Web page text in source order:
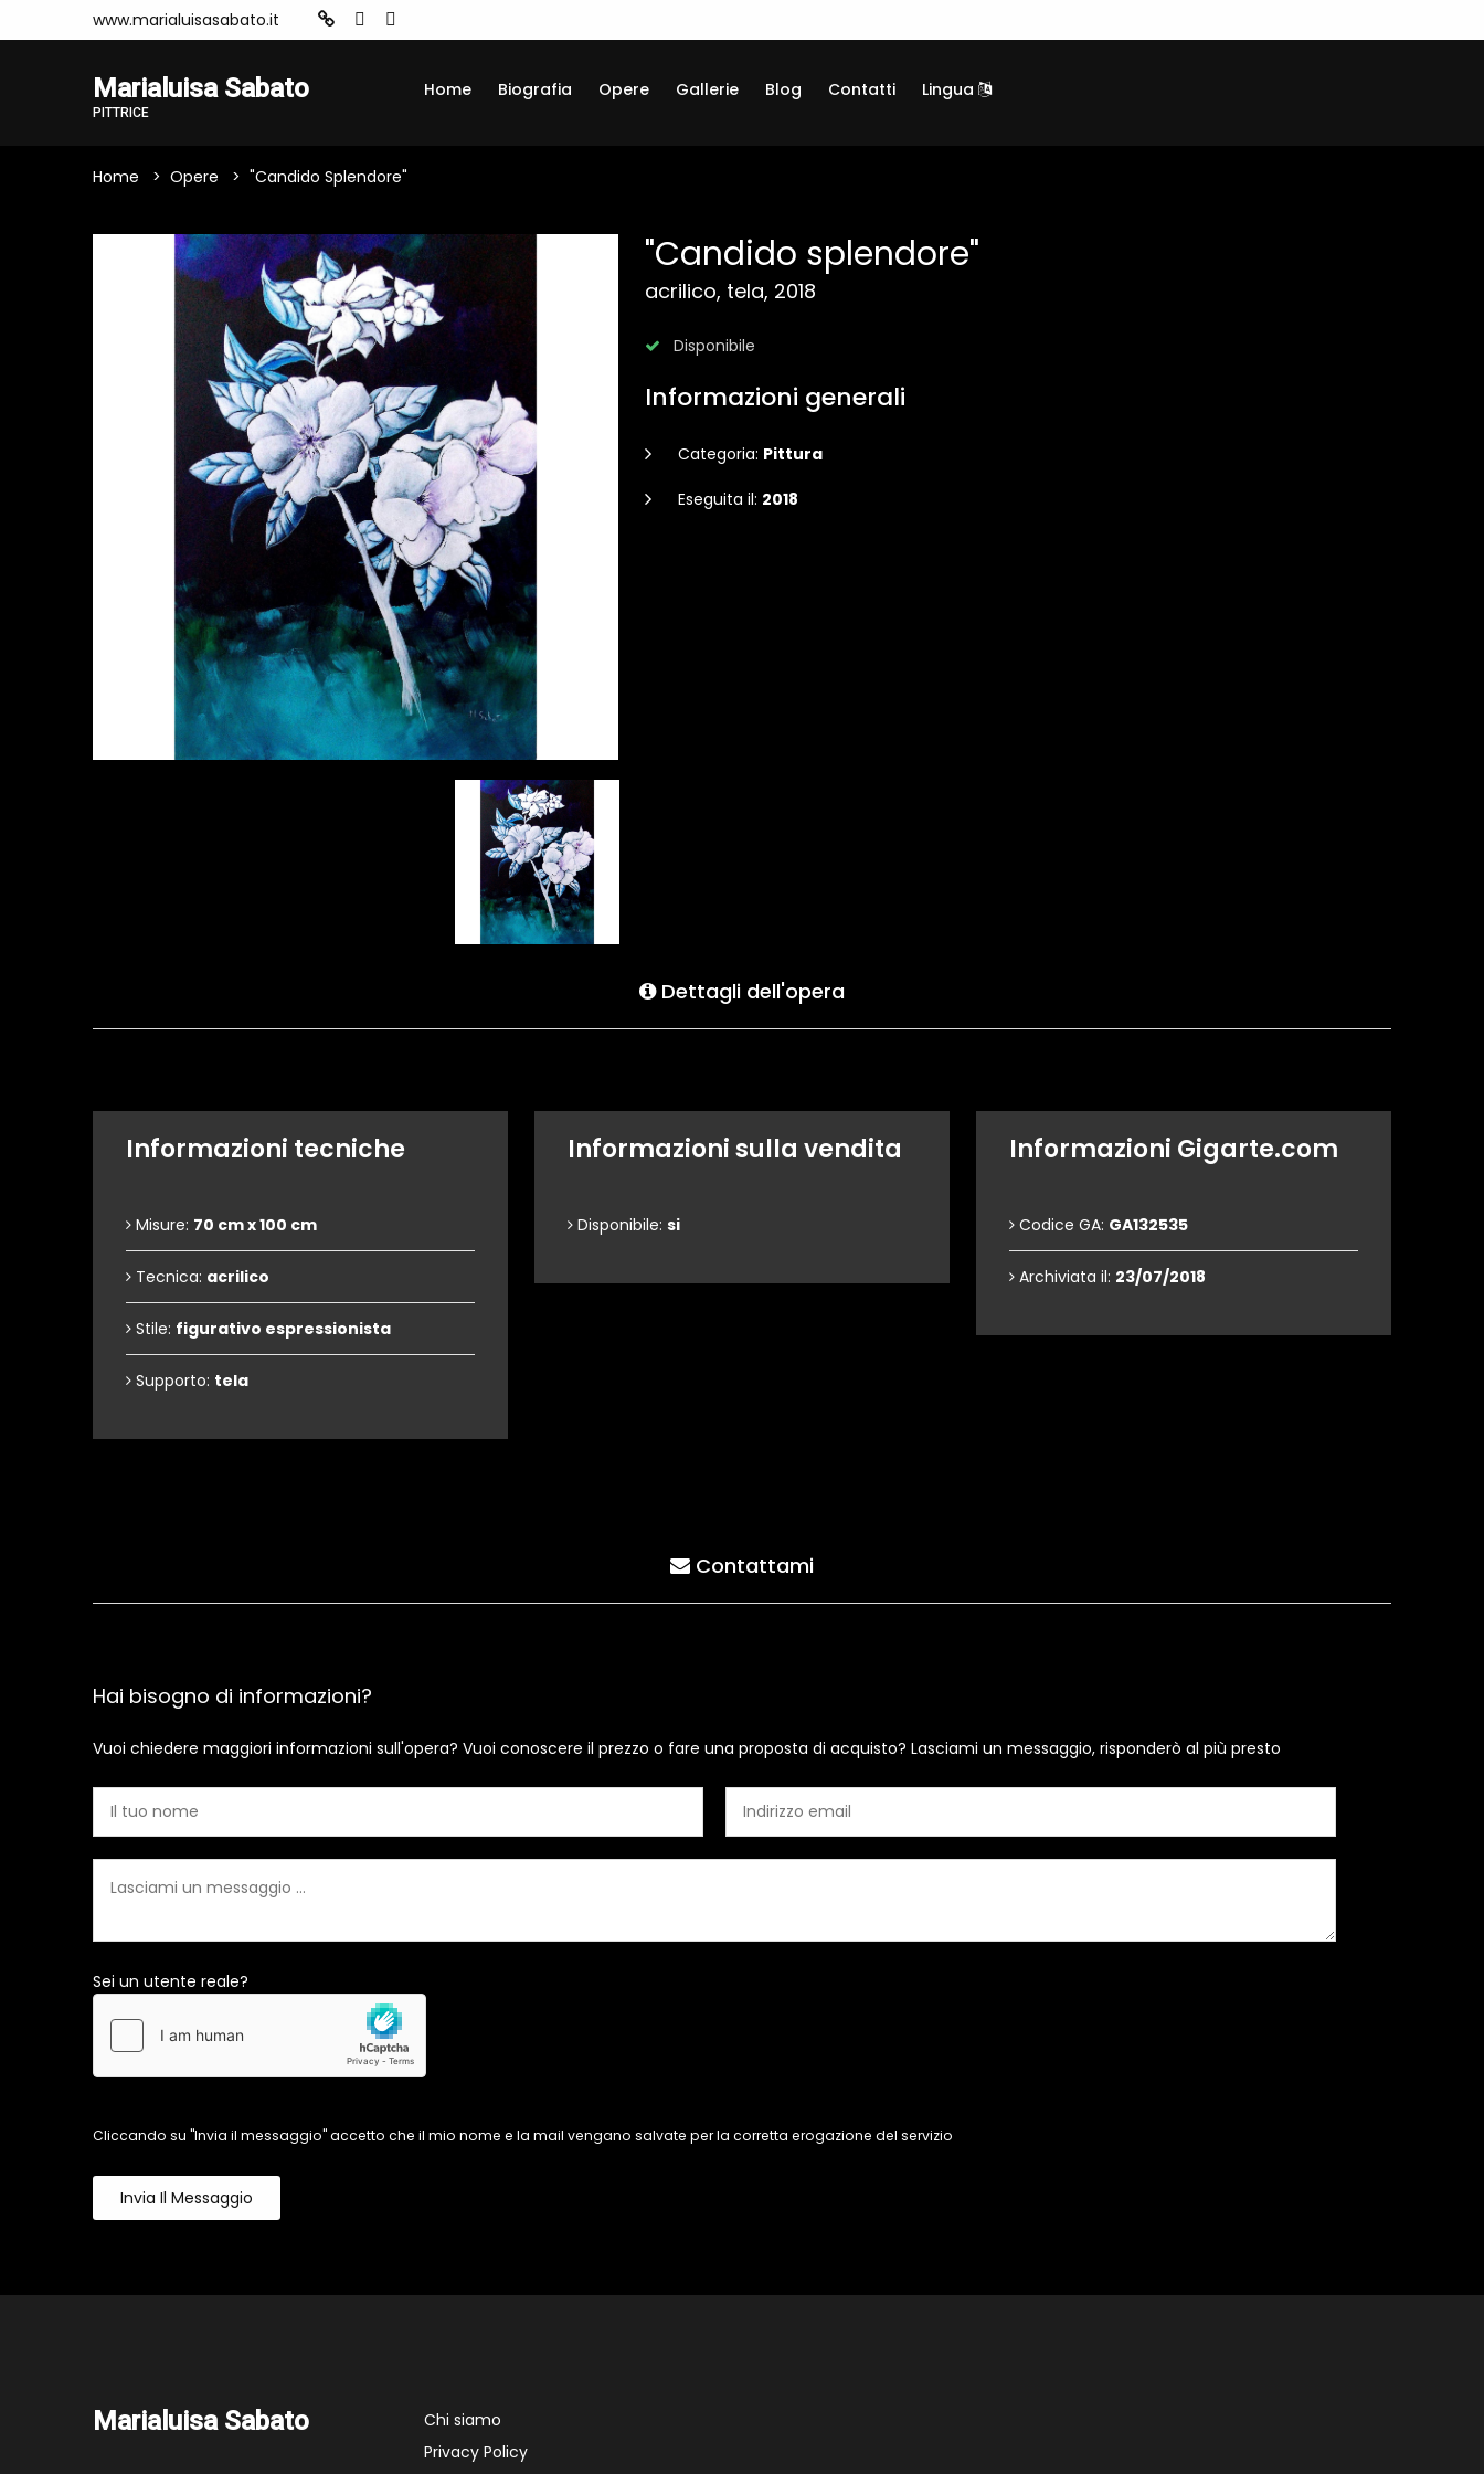
www.marialuisasabato.it
Marialuisa Sabato
PITTRICE
Home Biografia Opere Gallerie Blog Contatti Lingua
Home Opere "Candido Splendore"
"Candido splendore"
acrilico, tela, 2018
Disponibile
Informazioni generali
Categoria: Pittura
Eseguita il: 2018
Dettagli dell'opera
Informazioni tecniche
Misure: 70 cm x 100 cm
Tecnica: acrilico
Stile: figurativo espressionista
Supporto: tela
Informazioni sulla vendita
Disponibile: si
Informazioni Gigarte.com
Codice GA: GA132535
Archiviata il: 23/07/2018
Contattami
Hai bisogno di informazioni?
Vuoi chiedere maggiori informazioni sull'opera? Vuoi conoscere il prezzo o fare una proposta di acquisto? Lasciami un messaggio, risponderò al più presto
Sei un utente reale?
Cliccando su "Invia il messaggio" accetto che il mio nome e la mail vengano salvate per la corretta erogazione del servizio
Invia Il Messaggio
Marialuisa Sabato
Chi siamo
Privacy Policy